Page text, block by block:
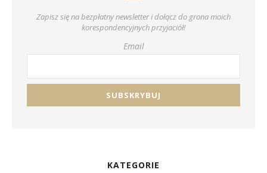
Zapisz się na bezpłatny newsletter i dołącz do grona moich
korespondencyjnych przyjaciół!
Email
KATEGORIE